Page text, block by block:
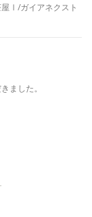
Ⅰ/ガイアネクスト
ました。